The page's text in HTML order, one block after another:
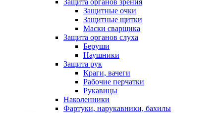
Защита органов зрения
Защитные очки
Защитные щитки
Маски сварщика
Защита органов слуха
Беруши
Наушники
Защита рук
Краги, вачеги
Рабочие перчатки
Рукавицы
Наколенники
Фартуки, нарукавники, бахилы